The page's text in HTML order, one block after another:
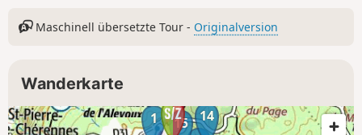
Maschinell übersetzte Tour - Originalversion
Wanderkarte
1 14
15